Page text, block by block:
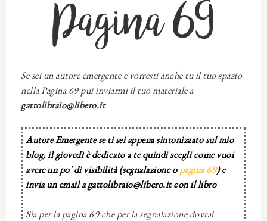
Pagina 69
Se sei un autore emergente e vorresti anche tu il tuo spazio
nella Pagina 69 pui inviarmi il tuo materiale a
gattolibraio@libero.it
Autore Emergente se ti sei appena sintonizzato sul mio
blog, il giovedì è dedicato a te quindi scegli come vuoi
avere un po' di visibilità (segnalazione opagina 69) e
invia un email a gattolibraio@libero.it con il libro
Sia per la pagina 69 che per la segnalazione dovrai